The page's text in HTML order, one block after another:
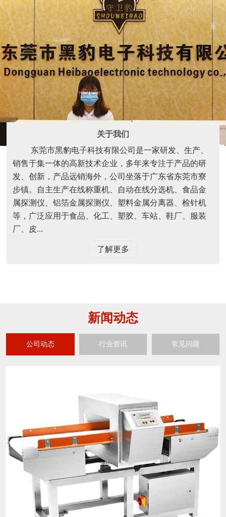
关于我们
东莞市黑豹电子科技有限公司是一家研发、生产、
销售于集一体的高新技术企业，多年来专注于产品的研
发、创新，产品远销海外，公司坐落于广东省东莞市寮
步镇。自主生产在线称重机、自动在线分选机、食品金
属探测仪、铝箔金属探测仪、塑料金属分离器、检针机
等，广泛应用于食品、化工、塑胶、车站、鞋厂、服装
厂、皮...
了解更多
新闻动态
公司动态 行业资讯 常见问题